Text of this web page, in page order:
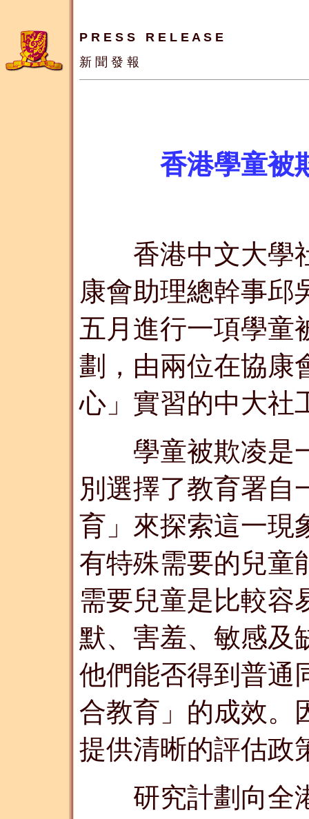
P R E S S   R E L E A S E
新 聞 發 報
香港學童被
香港中文大學社
康會助理總幹事邱
五月進行一項學童
劃，由兩位在協康
心」實習的中大社
學童被欺凌是一
別選擇了教育署自
育」來探索這一現
有特殊需要的兒童
需要兒童是比較容
默、害羞、敏感及
他們能否得到普通
合教育」的成效。
提供清晰的評估政
研究計劃向全港